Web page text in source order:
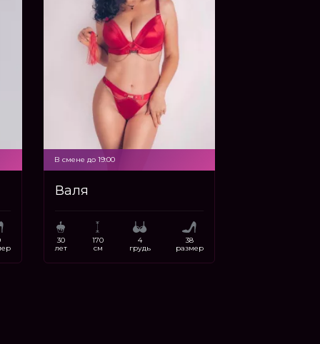
В смене до 19:00
Валя
30
лет
170
см
4
грудь
38
размер